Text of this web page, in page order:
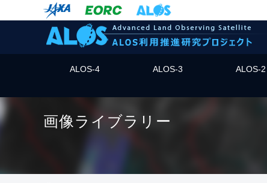
ALOS-4 ALOS-3 ALOS-2
画像ライブラリー